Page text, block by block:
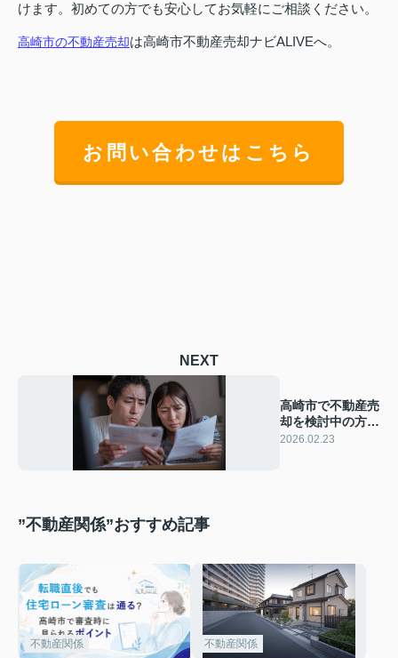
けます。初めての方でも安心してお気軽にご相談ください。
高崎市の不動産売却は高崎市不動産売却ナビALIVEへ。
お問い合わせはこちら
NEXT
高崎市で不動産売
却を検討中の方必
見！やってはいけ
2026.02.23
”不動産関係”おすすめ記事
不動産関係 不動産関係